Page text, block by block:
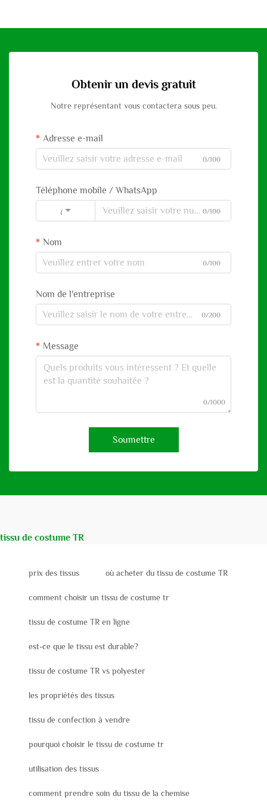
Obtenir un devis gratuit
Notre représentant vous contactera sous peu.
Adresse e-mail
0/100
Téléphone mobile / WhatsApp
Code 0/100
Nom
0/100
Nom de l'entreprise
0/200
Message
0/1000
Soumettre
tissu de costume TR
prix des tissus où acheter du tissu de costume TR
comment choisir un tissu de costume tr
tissu de costume TR en ligne
est-ce que le tissu est durable?
tissu de costume TR vs polyester
les propriétés des tissus
tissu de confection à vendre
pourquoi choisir le tissu de costume tr
utilisation des tissus
comment prendre soin du tissu de la chemise